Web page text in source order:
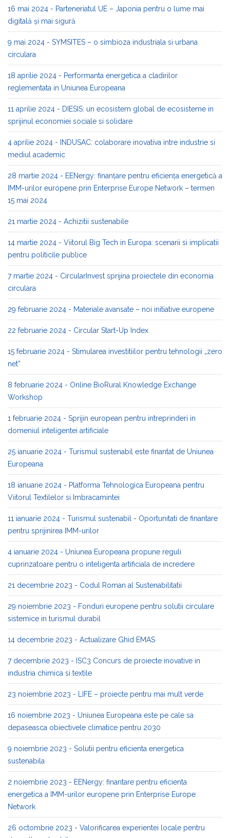
16 mai 2024 - Parteneriatul UE – Japonia pentru o lume mai
digitală și mai sigură
9 mai 2024 - SYMSITES – o simbioza industriala si urbana
circulara
18 aprilie 2024 - Performanta energetica a cladirilor
reglementata in Uniunea Europeana
11 aprilie 2024 - DIESIS: un ecosistem global de ecosisteme in
sprijinul economiei sociale si solidare
4 aprilie 2024 - INDUSAC: colaborare inovativa intre industrie si
mediul academic
28 martie 2024 - EENergy: finanțare pentru eficiența energetică a
IMM-urilor europene prin Enterprise Europe Network – termen
15 mai 2024
21 martie 2024 - Achizitii sustenabile
14 martie 2024 - Viitorul Big Tech in Europa: scenarii si implicatii
pentru politicile publice
7 martie 2024 - CircularInvest sprijina proiectele din economia
circulara
29 februarie 2024 - Materiale avansate – noi initiative europene
22 februarie 2024 - Circular Start-Up Index
15 februarie 2024 - Stimularea investitiilor pentru tehnologii „zero
net”
8 februarie 2024 - Online BioRural Knowledge Exchange
Workshop
1 februarie 2024 - Sprijin european pentru intreprinderi in
domeniul inteligentei artificiale
25 ianuarie 2024 - Turismul sustenabil este finantat de Uniunea
Europeana
18 ianuarie 2024 - Platforma Tehnologica Europeana pentru
Viitorul Textilelor si Imbracamintei
11 ianuarie 2024 - Turismul sustenabil - Oportunitati de finantare
pentru sprijinirea IMM-urilor
4 ianuarie 2024 - Uniunea Europeana propune reguli
cuprinzatoare pentru o inteligenta artificiala de incredere
21 decembrie 2023 - Codul Roman al Sustenabilitatii
29 noiembrie 2023 - Fonduri europene pentru solutii circulare
sistemice in turismul durabil
14 decembrie 2023 - Actualizare Ghid EMAS
7 decembrie 2023 - ISC3 Concurs de proiecte inovative in
industria chimica si textile
23 noiembrie 2023 - LIFE – proiecte pentru mai mult verde
16 noiembrie 2023 - Uniunea Europeana este pe cale sa
depaseasca obiectivele climatice pentru 2030
9 noiembrie 2023 - Solutii pentru eficienta energetica
sustenabila
2 noiembrie 2023 - EENergy: finantare pentru eficienta
energetica a IMM-urilor europene prin Enterprise Europe
Network
26 octombrie 2023 - Valorificarea experientei locale pentru